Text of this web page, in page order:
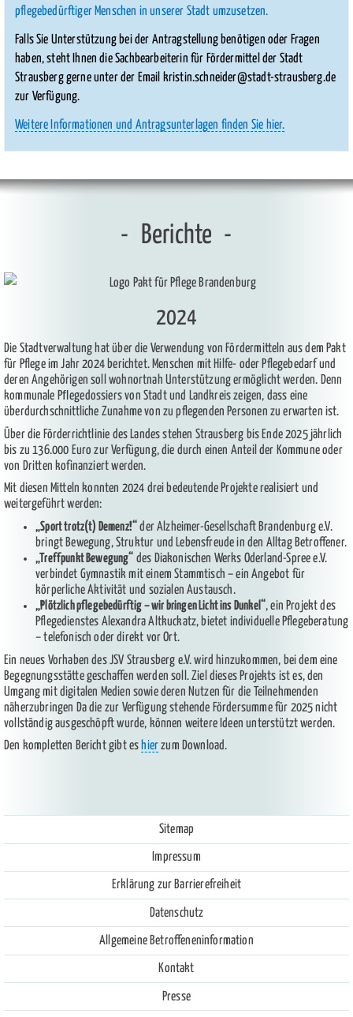
pflegebedürftiger Menschen in unserer Stadt umzusetzen.
Falls Sie Unterstützung bei der Antragstellung benötigen oder Fragen
haben, steht Ihnen die Sachbearbeiterin für Fördermittel der Stadt
Strausberg gerne unter der Email kristin.schneider@stadt-strausberg.de
zur Verfügung.
Weitere Informationen und Antragsunterlagen finden Sie hier.Link
neuem
Berichte
2024
Die Stadtverwaltung hat über die Verwendung von Fördermitteln aus dem Pakt
für Pflege im Jahr 2024 berichtet. Menschen mit Hilfe- oder Pflegebedarf und
deren Angehörigen soll wohnortnah Unterstützung ermöglicht werden. Denn
kommunale Pﬂegedossiers von Stadt und Landkreis zeigen, dass eine
überdurchschnittliche Zunahme von zu pflegenden Personen zu erwarten ist.
Über die Förderrichtlinie des Landes stehen Strausberg bis Ende 2025 jährlich
bis zu 136.000 Euro zur Verfügung, die durch einen Anteil der Kommune oder
von Dritten kofinanziert werden.
Mit diesen Mitteln konnten 2024 drei bedeutende Projekte realisiert und
weitergeführt werden:
„Sport trotz(t) Demenz!“der Alzheimer-Gesellschaft Brandenburg e.V.
bringt Bewegung, Struktur und Lebensfreude in den Alltag Betroffener.
„Treffpunkt Bewegung“ des Diakonischen Werks Oderland-Spree e.V.
verbindet Gymnastik mit einem Stammtisch – ein Angebot für
körperliche Aktivität und sozialen Austausch.
„Plötzlich pflegebedürftig – wir bringen Licht ins Dunkel“, ein Projekt des
Pflegedienstes Alexandra Altkuckatz, bietet individuelle Pflegeberatung
– telefonisch oder direkt vor Ort.
Ein neues Vorhaben des JSV Strausberg e.V. wird hinzukommen, bei dem eine
Begegnungsstätte geschaffen werden soll. Ziel dieses Projekts ist es, den
Umgang mit digitalen Medien sowie deren Nutzen für die Teilnehmenden
näherzubringen Da die zur Verfügung stehende Fördersumme für 2025 nicht
vollständig ausgeschöpft wurde, können weitere Ideen unterstützt werden.
Den kompletten Bericht gibt es hierzum Download.
Sitemap
Impressum
Erklärung zur Barrierefreiheit
Datenschutz
Allgemeine Betroffeneninformation
Kontakt
Presse